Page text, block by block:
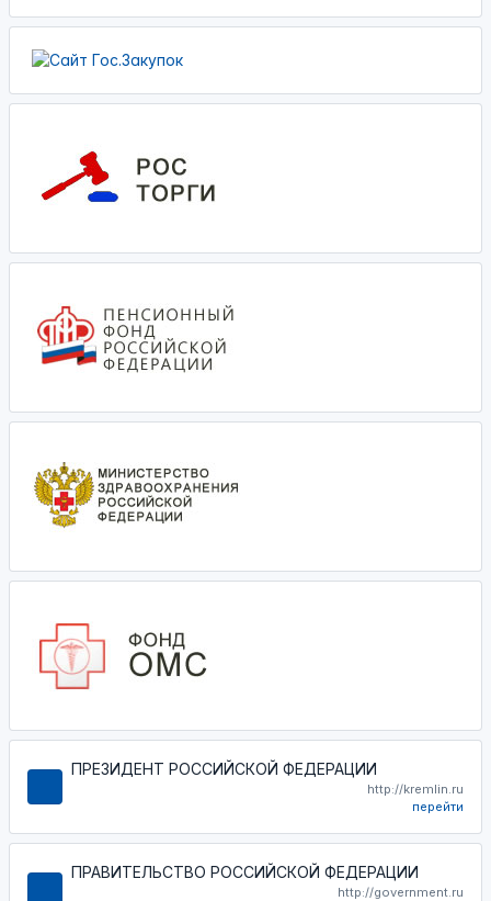
ПРЕЗИДЕНТ РОССИЙСКОЙ ФЕДЕРАЦИИ
http://kremlin.ru
перейти
ПРАВИТЕЛЬСТВО РОССИЙСКОЙ ФЕДЕРАЦИИ
http://government.ru